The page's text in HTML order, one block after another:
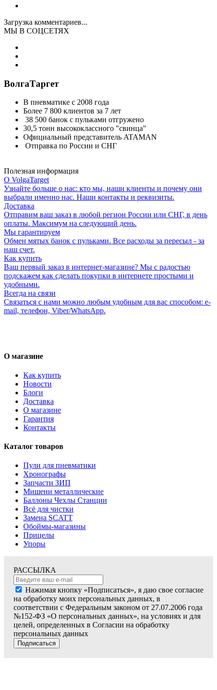
Загрузка комментариев...
МЫ В СОЦСЕТЯХ
ВолгаТаргет
В пневматике с 2008 года
Более 7 800 клиентов за 7 лет
38 500 банок с пульками отгружено
30,5 тонн высококлассного "свинца"
Официальный представитель ATAMAN
Отправка по России и СНГ
Полезная информация
О VolgaTarget
Узнайте больше о нас: кто мы, наши клиенты и почему они
выбрали именно нас. Наши контакты и реквизиты.
Доставка
Отправим ваш заказ в любой регион России или СНГ, в день
оплаты. Максимум на следующий день.
Мы гарантируем
Обмен мятых банок с пульками. Все расходы за пересыл - за
наш счет.
Как купить
Ваш первый заказ в интернет-магазине? Мы с радостью
подскажем как сделать покупки в интернете простыми и
удобными.
Всегда на связи
Связаться с нами можно любым удобным для вас способом: e-
mail, телефон, Viber/WhatsApp.
О магазине
Как купить
Новости
Блоги
Доставка
О магазине
Гарантия
Контакты
Каталог товаров
Пули для пневматики
Хронографы
Запчасти ЗИП
Мишени металлические
Баллоны Чехлы Станции
Всё для чистки
Замена SCATT
Обоймы-магазины
Прицелы
Упоры
РАССЫЛКА
Нажимая кнопку «Подписаться», я даю свое согласие
на обработку моих персональных данных, в
соответствии с Федеральным законом от 27.07.2006 года
№152-ФЗ «О персональных данных», на условиях и для
целей, определенных в Согласии на обработку
персональных данных
Подписаться